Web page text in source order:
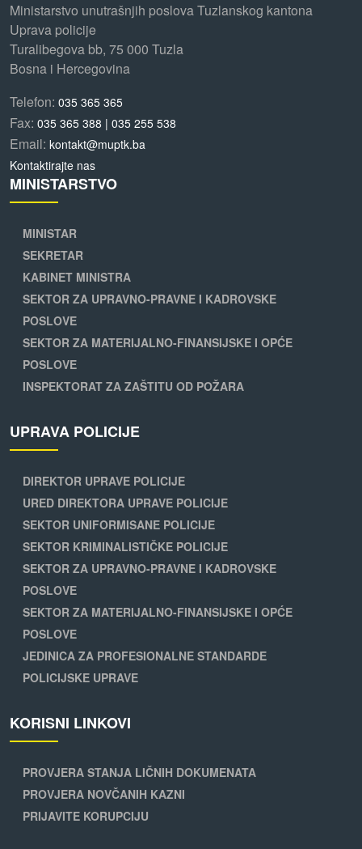
Ministarstvo unutrašnjih poslova Tuzlanskog kantona
Uprava policije
Turalibegova bb, 75 000 Tuzla
Bosna i Hercegovina
Telefon: 035 365 365
Fax: 035 365 388 | 035 255 538
Email: kontakt@muptk.ba
Kontaktirajte nas
MINISTARSTVO
MINISTAR
SEKRETAR
KABINET MINISTRA
SEKTOR ZA UPRAVNO-PRAVNE I KADROVSKE
POSLOVE
SEKTOR ZA MATERIJALNO-FINANSIJSKE I OPĆE
POSLOVE
INSPEKTORAT ZA ZAŠTITU OD POŽARA
UPRAVA POLICIJE
DIREKTOR UPRAVE POLICIJE
URED DIREKTORA UPRAVE POLICIJE
SEKTOR UNIFORMISANE POLICIJE
SEKTOR KRIMINALISTIČKE POLICIJE
SEKTOR ZA UPRAVNO-PRAVNE I KADROVSKE
POSLOVE
SEKTOR ZA MATERIJALNO-FINANSIJSKE I OPĆE
POSLOVE
JEDINICA ZA PROFESIONALNE STANDARDE
POLICIJSKE UPRAVE
KORISNI LINKOVI
PROVJERA STANJA LIČNIH DOKUMENATA
PROVJERA NOVČANIH KAZNI
PRIJAVITE KORUPCIJU